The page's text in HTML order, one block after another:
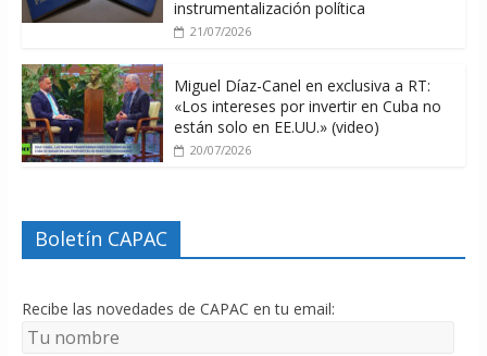
instrumentalización política
21/07/2026
Miguel Díaz-Canel en exclusiva a RT:
«Los intereses por invertir en Cuba no
están solo en EE.UU.» (video)
20/07/2026
Boletín CAPAC
Recibe las novedades de CAPAC en tu email: